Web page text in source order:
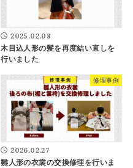
2025.02.08
木目込人形の髪を再度結い直しを
行いました
修理事例
2026.02.27
雛人形の衣裳の交換修理を行いま